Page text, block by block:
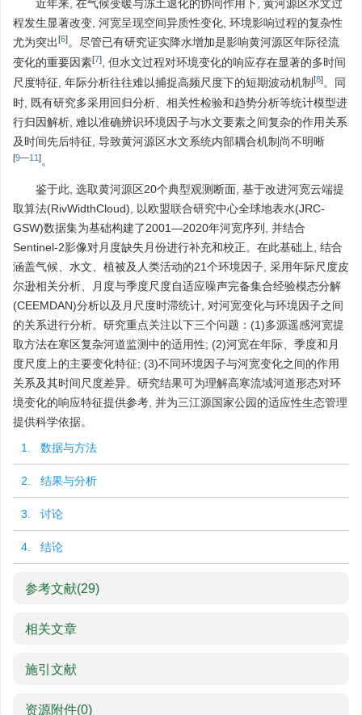
近年来, 在气候变暖与冻土退化的协同作用下, 黄河源区水文过
程发生显著改变, 河宽呈现空间异质性变化, 环境影响过程的复杂性
尤为突出[6]。尽管已有研究证实降水增加是影响黄河源区年际径流
变化的重要因素[7]
, 但水文过程对环境变化的响应存在显著的多时间
尺度特征, 年际分析往往难以捕捉高频尺度下的短期波动机制 [8]。同
时, 既有研究多采用回归分析、相关性检验和趋势分析等统计模型进
行归因解析, 难以准确辨识环境因子与水文要素之间复杂的作用关系
及时间先后特征, 导致黄河源区水文系统内部耦合机制尚不明晰
[9—11]。
鉴于此, 选取黄河源区20个典型观测断面, 基于改进河宽云端提
取算法(RivWidthCloud), 以欧盟联合研究中心全球地表水(JRC-
GSW)数据集为基础构建了2001—2020年河宽序列, 并结合
Sentinel-2影像对月度缺失月份进行补充和校正。在此基础上, 结合
涵盖气候、水文、植被及人类活动的21个环境因子, 采用年际尺度皮
尔逊相关分析、月度与季度尺度自适应噪声完备集合经验模态分解
(CEEMDAN)分析以及月尺度时滞统计, 对河宽变化与环境因子之间
的关系进行分析。研究重点关注以下三个问题：(1)多源遥感河宽提
取方法在寒区复杂河道监测中的适用性; (2)河宽在年际、季度和月
度尺度上的主要变化特征; (3)不同环境因子与河宽变化之间的作用
关系及其时间尺度差异。研究结果可为理解高寒流域河道形态对环
境变化的响应特征提供参考, 并为三江源国家公园的适应性生态管理
提供科学依据。
1. 数据与方法
2. 结果与分析
3. 讨论
4. 结论
参考文献(29)
相关文章
施引文献
资源附件(0)